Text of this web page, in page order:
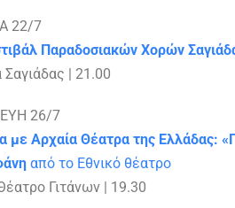
22/7
Παραδοσιακών Χορών
Σαγιάδας | 21.00
26/7
με Αρχαία Θέατρα της Ελλάδας:
από το Εθνικό θέατρο
Γιτάνων | 19.30